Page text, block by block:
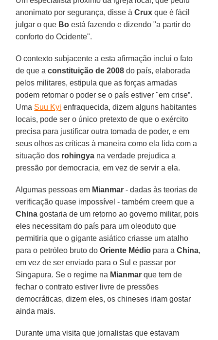
anonimato por segurança, disse àCrux que é fácil
julgar o que Bo está fazendo e dizendo "a partir do
conforto do Ocidente".
O contexto subjacente a esta afirmação inclui o fato
de que aconstituição de 2008 do país, elaborada
pelos militares, estipula que as forças armadas
podem retomar o poder se o país estiver "em crise”.
Uma Suu Kyi enfraquecida, dizem alguns habitantes
locais, pode ser o único pretexto de que o exército
precisa para justificar outra tomada de poder, e em
seus olhos as críticas à maneira como ela lida com a
situação dos rohingya na verdade prejudica a
pressão por democracia, em vez de servir a ela.
Algumas pessoas em Mianmar - dadas às teorias de
verificação quase impossível - também creem que a
China gostaria de um retorno ao governo militar, pois
eles necessitam do país para um oleoduto que
permitiria que o gigante asiático criasse um atalho
para o petróleo bruto doOriente Médio para aChina,
em vez de ser enviado para o Sul e passar por
Singapura. Se o regime na Mianmar que tem de
fechar o contrato estiver livre de pressões
democráticas, dizem eles, os chineses iriam gostar
ainda mais.
Durante uma visita que jornalistas que estavam